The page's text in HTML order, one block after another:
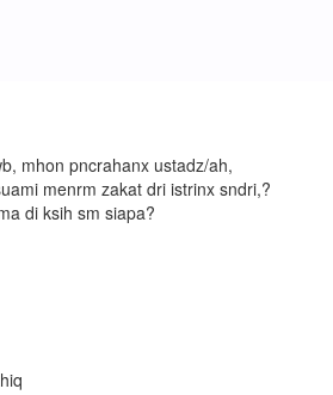
mhon pncrahanx ustadz/ah,
menrm zakat dri istrinx sndri,?
di ksih sm siapa?